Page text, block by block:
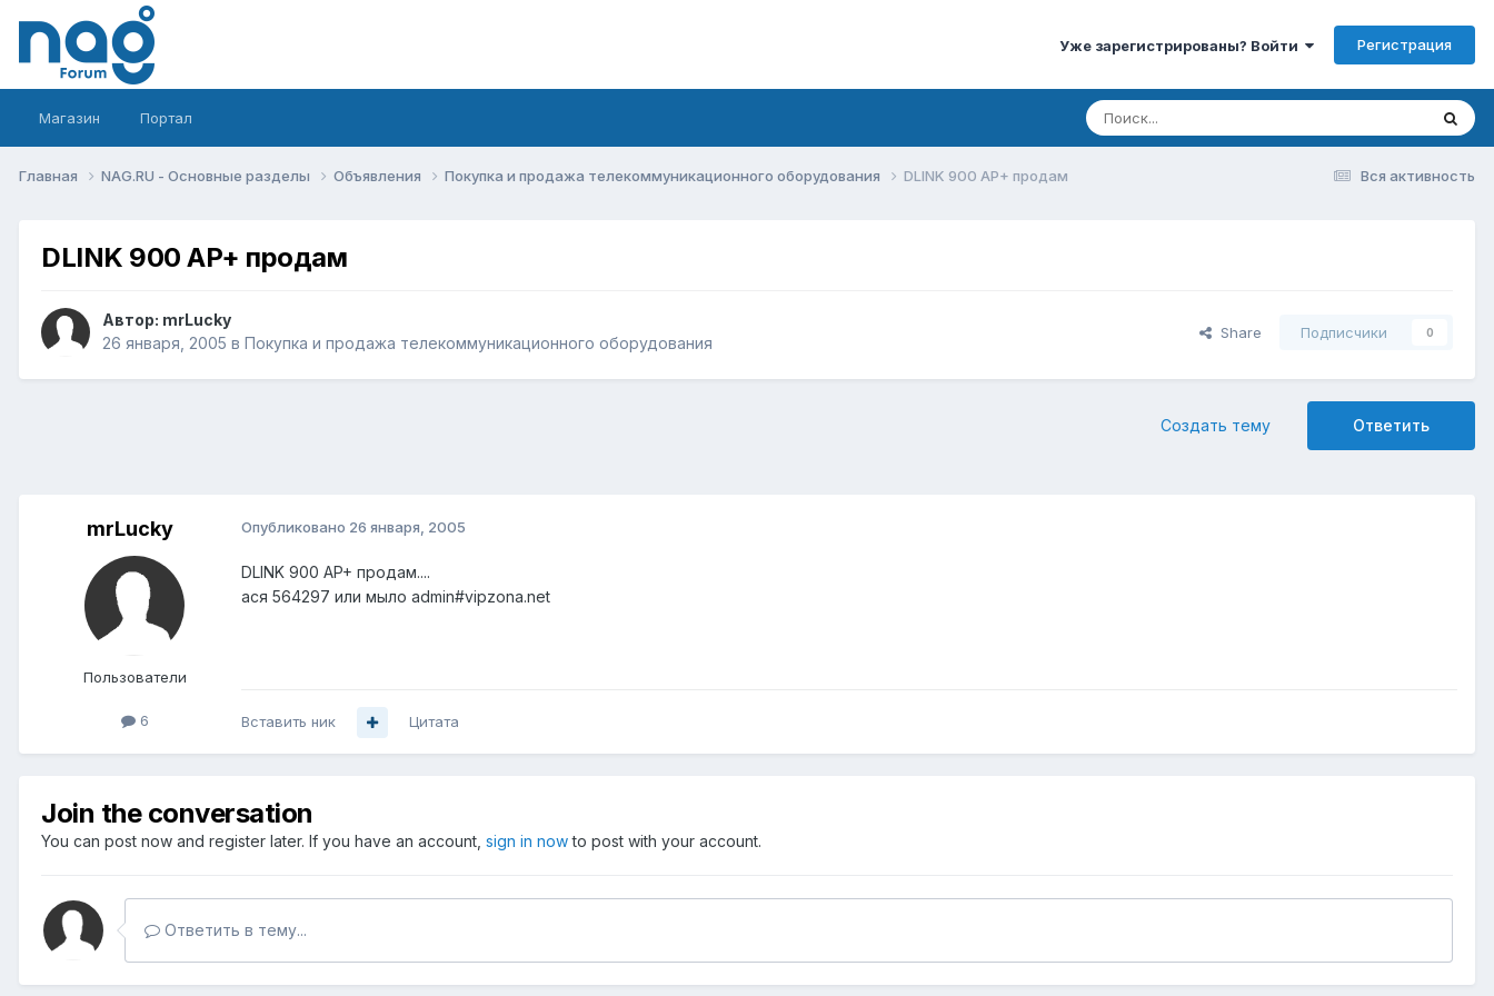
Уже зарегистрированы? Войти Регистрация
Магазин Портал
Вся активность
Главная NAG.RU - Основные разделы Объявления Покупка и продажа телекоммуникационного оборудования DLINK 900 AP+ продам
DLINK 900 AP+ продам
Автор: mrLucky
26 января, 2005 в Покупка и продажа телекоммуникационного оборудования
Share Подписчики 0
Ответить
Создать тему
mrLucky
Пользователи
6
Опубликовано 26 января, 2005
DLINK 900 AP+ продам....
ася 564297 или мыло admin#vipzona.net
Вставить ник Цитата
Join the conversation
You can post now and register later. If you have an account, sign in nowto post with your account.
Ответить в тему...